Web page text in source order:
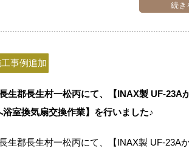
続き
事例追加
生郡長生村一松丙にて、【INAX製 UF-23A
室換気扇交換作業】を行いました♪
生郡長生村一松丙にて、【INAX製 UF-23A